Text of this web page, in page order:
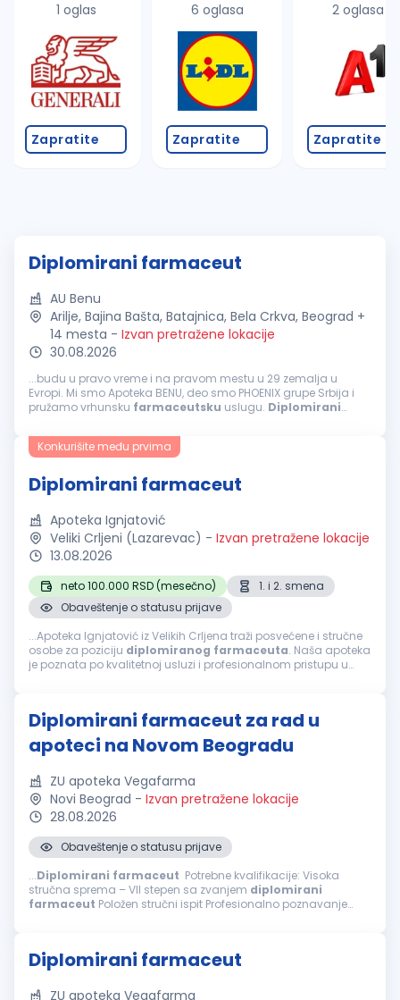
1 oglas
Zapratite
6 oglasa
Zapratite
2 oglasa
Zapratite
Diplomirani farmaceut
AU Benu
Arilje, Bajina Bašta, Batajnica, Bela Crkva, Beograd +
14 mesta - Izvan pretražene lokacije
30.08.2026
...budu u pravo vreme i na pravom mestu u 29 zemalja u
Evropi. Mi smo Apoteka BENU, deo smo PHOENIX grupe Srbija i
pružamo vrhunsku farmaceutsku uslugu. Diplomirani
Brestovac, Kačarevo, Bela...
Konkurišite među prvima
Diplomirani farmaceut
Apoteka Ignjatović
Veliki Crljeni (Lazarevac) - Izvan pretražene lokacije
13.08.2026
neto 100.000 RSD (mesečno)
1. i 2. smena
Obaveštenje o statusu prijave
...Apoteka Ignjatović iz Velikih Crljena traži posvećene i stručne
osobe za poziciju diplomiranog farmaceuta. Naša apoteka
je poznata po kvalitetnoj usluzi i profesionalnom pristupu u
Diplomirani farmaceut za rad u
apoteci na Novom Beogradu
ZU apoteka Vegafarma
Novi Beograd - Izvan pretražene lokacije
28.08.2026
Obaveštenje o statusu prijave
...Diplomirani farmaceut Potrebne kvalifikacije: Visoka
stručna sprema – VII stepen sa zvanjem diplomirani
farmaceut Položen stručni ispit Profesionalno poznavanje
Diplomirani farmaceut
ZU apoteka Vegafarma